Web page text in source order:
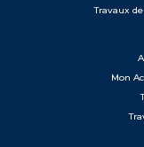
Travaux
Mon